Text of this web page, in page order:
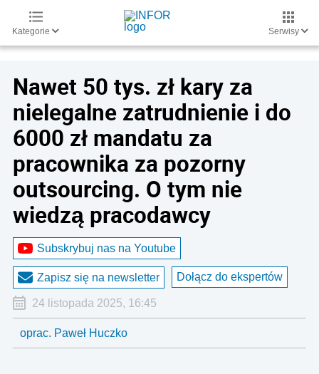
Kategorie Serwisy
Nawet 50 tys. zł kary za
nielegalne zatrudnienie i do
6000 zł mandatu za
pracownika za pozorny
outsourcing. O tym nie
wiedzą pracodawcy
Subskrybuj nas na Youtube
Zapisz się na newsletter Dołącz do ekspertów
24 listopada 2025, 16:45
oprac. Paweł Huczko